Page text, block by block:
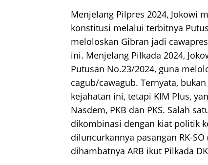
Menjelang Pilpres 2024, Jokowi
konstitusi melalui terbitnya
meloloskan Gibran jadi
ini. Menjelang Pilkada 2024,
Putusan No.23/2024, guna
cagub/cawagub. Ternyata,
kejahatan ini, tetapi KIM Plus,
Nasdem, PKB dan PKS. Salah
dikombinasi dengan kiat politik
diluncurkannya pasangan RK-
dihambatnya ARB ikut Pilkada